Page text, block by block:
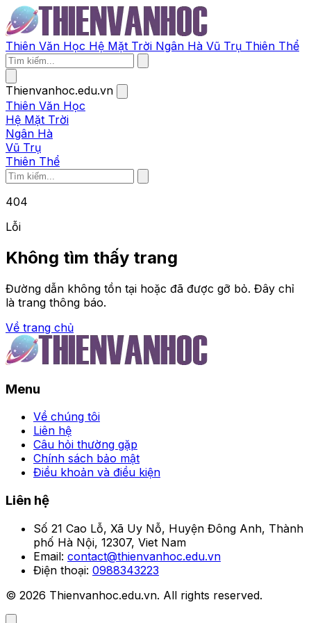
Thiên Văn Học Hệ Mặt Trời Ngân Hà Vũ Trụ Thiên Thể
Thienvanhoc.edu.vn
Thiên Văn Học
Hệ Mặt Trời
Ngân Hà
Vũ Trụ
Thiên Thể
404
Lỗi
Không tìm thấy trang
Đường dẫn không tồn tại hoặc đã được gỡ bỏ. Đây chỉ
là trang thông báo.
Về trang chủ
Trang chủ
BJ88 mở kèo quần vợt
cực hấp dẫn, odds cao
khó cưỡng
•
Menu
Về chúng tôi
Liên hệ
Câu hỏi thường gặp
Chính sách bảo mật
Điều khoản và điều kiện
Liên hệ
Số 21 Cao Lỗ, Xã Uy Nỗ, Huyện Đông Anh, Thành
phố Hà Nội, 12307, Viet Nam
Email: contact@thienvanhoc.edu.vn
Điện thoại: 0988343223
© 2026 Thienvanhoc.edu.vn. All rights reserved.